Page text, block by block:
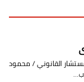
القانوني / محمود